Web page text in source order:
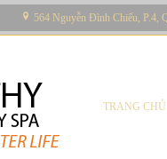
564 Nguyễn Đình Chiểu, P.4,
TRANG CHỦ